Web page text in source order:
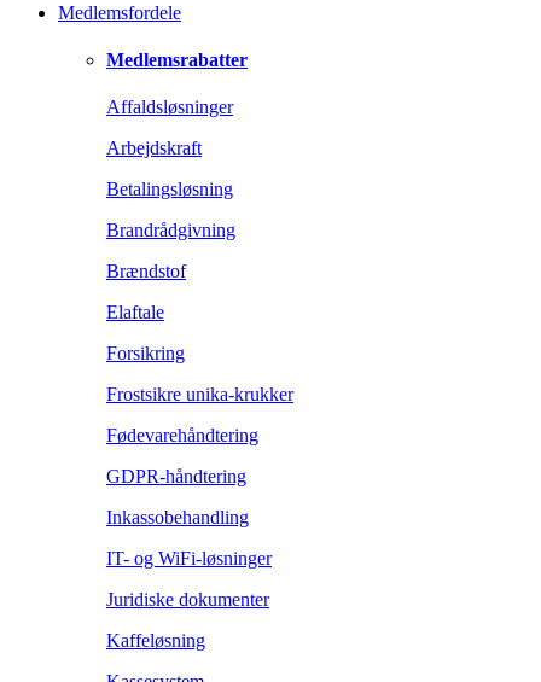
Medlemsfordele
Medlemsrabatter
Affaldsløsninger
Arbejdskraft
Betalingsløsning
Brandrådgivning
Brændstof
Elaftale
Forsikring
Frostsikre unika-krukker
Fødevarehåndtering
GDPR-håndtering
Inkassobehandling
IT- og WiFi-løsninger
Juridiske dokumenter
Kaffeløsning